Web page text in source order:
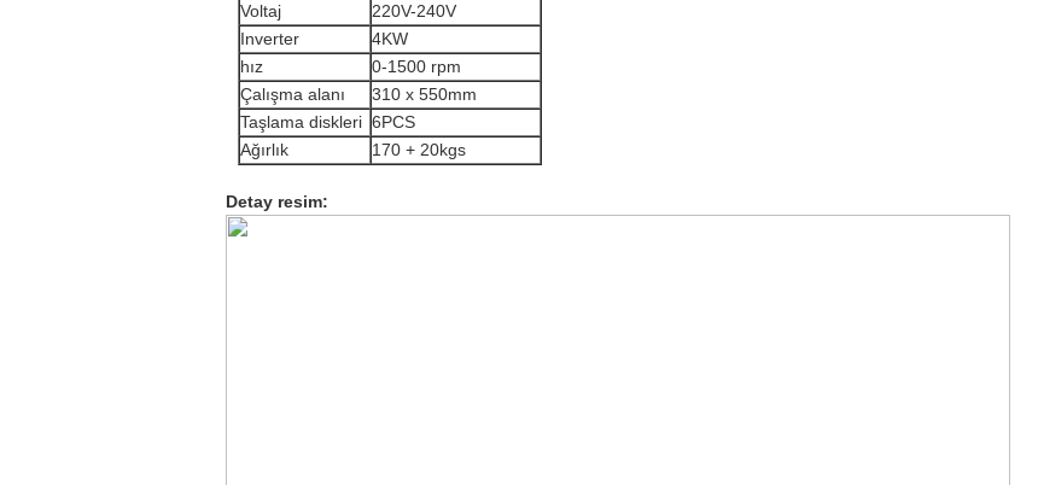
Voltaj
220V-240V
Inverter
4KW
hız
0-1500 rpm
Çalışma alanı
310 x 550mm
Taşlama diskleri 6PCS
Ağırlık
170 + 20kgs
Detay resim: